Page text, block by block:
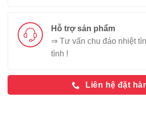
Hỗ trợ sản phẩm
⇒ Tư vấn chu đáo nhiệt
tình !
Liên hệ đặt